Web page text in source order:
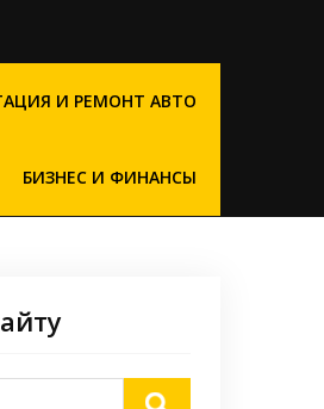
И РЕМОНТ АВТО
БИЗНЕС И ФИНАНСЫ